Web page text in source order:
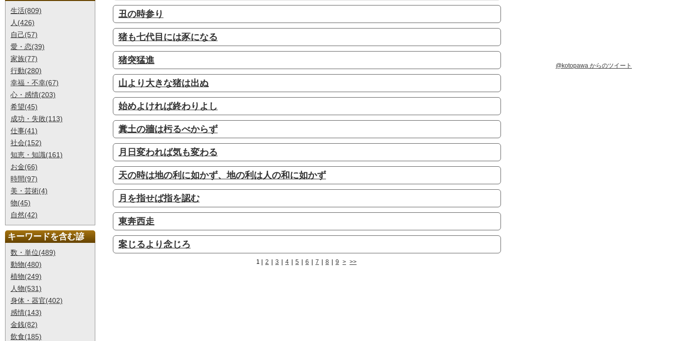
丑の時参り
猪も七代目には豕になる
猪突猛進
山より大きな猪は出ぬ
始めよければ終わりよし
糞土の牆は杇るべからず
月日変われば気も変わる
天の時は地の利に如かず、地の利は人の和に如かず
月を指せば指を認む
東奔西走
案じるより念じろ
1 2 3 4 5 6 7 8 9 > >>
生活(809)
人(426)
自己(57)
愛・恋(39)
家族(77)
行動(280)
幸福・不幸(67)
心・感情(203)
希望(45)
成功・失敗(113)
仕事(41)
社会(152)
知恵・知識(161)
お金(66)
時間(97)
美・芸術(4)
物(45)
自然(42)
キーワードを含む諺
数・単位(489)
動物(480)
植物(249)
人物(531)
身体・器官(402)
感情(143)
金銭(82)
飲食(185)
@kotopawa からのツイート